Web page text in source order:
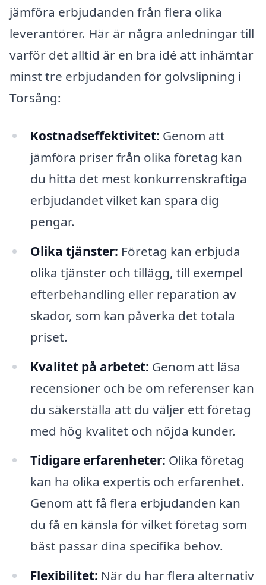
jämföra erbjudanden från flera olika
leverantörer. Här är några anledningar till
varför det alltid är en bra idé att inhämtar
minst tre erbjudanden för golvslipning i
Torsång:
Kostnadseffektivitet: Genom att
jämföra priser från olika företag kan
du hitta det mest konkurrenskraftiga
erbjudandet vilket kan spara dig
pengar.
Olika tjänster: Företag kan erbjuda
olika tjänster och tillägg, till exempel
efterbehandling eller reparation av
skador, som kan påverka det totala
priset.
Kvalitet på arbetet: Genom att läsa
recensioner och be om referenser kan
du säkerställa att du väljer ett företag
med hög kvalitet och nöjda kunder.
Tidigare erfarenheter: Olika företag
kan ha olika expertis och erfarenhet.
Genom att få flera erbjudanden kan
du få en känsla för vilket företag som
bäst passar dina specifika behov.
Flexibilitet: När du har flera alternativ